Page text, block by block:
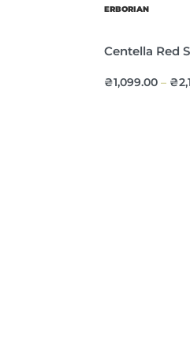
ERBORIAN
Centella Red
₴1,099.00 – ₴